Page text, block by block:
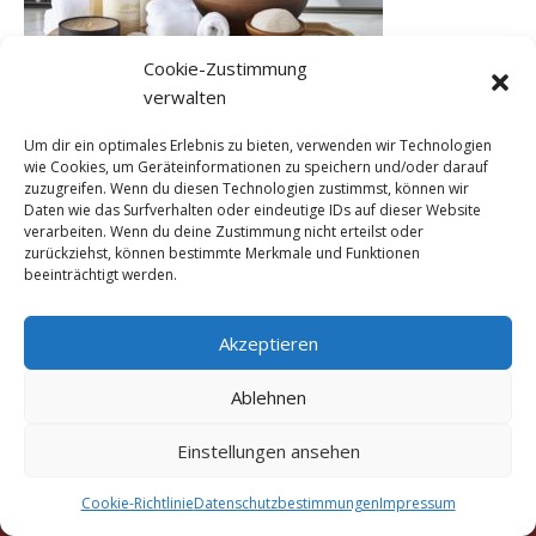
Cookie-Zustimmung
verwalten
Um dir ein optimales Erlebnis zu bieten, verwenden wir Technologien
wie Cookies, um Geräteinformationen zu speichern und/oder darauf
zuzugreifen. Wenn du diesen Technologien zustimmst, können wir
Daten wie das Surfverhalten oder eindeutige IDs auf dieser Website
verarbeiten. Wenn du deine Zustimmung nicht erteilst oder
zurückziehst, können bestimmte Merkmale und Funktionen
beeinträchtigt werden.
Akzeptieren
Ablehnen
Einstellungen ansehen
Cookie-RichtlinieDatenschutzbestimmungenImpressum
Massage München Truderinger Straße 306a, 81825